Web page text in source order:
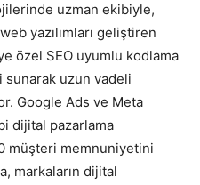
uzman ekibiyle,
yazılımları geliştiren
özel SEO uyumlu kodlama
uzun vadeli
Google Ads ve Meta
dijital pazarlama
müşteri memnuniyetini
markaların dijital